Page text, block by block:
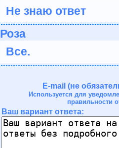
Не знаю ответ
Роза
Все.
E-mail (не
Используется для
правильности
Ваш вариант ответа: